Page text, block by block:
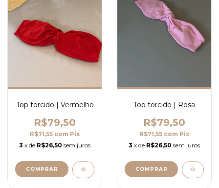
Top torcido | Vermelho
R$79,50
R$71,55 com Pix
3 x de R$26,50 sem juros
COMPRAR
Top torcido | Rosa
R$79,50
R$71,55 com Pix
3 x de R$26,50 sem juros
COMPRAR